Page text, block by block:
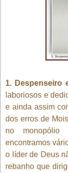
1. Despenseiro
laboriosos e
e ainda assim
dos erros de
no monopólio
encontramos
o líder de Deus
rebanho que